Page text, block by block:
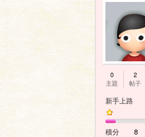
0
主題
2
帖子
新手上路
積分
8